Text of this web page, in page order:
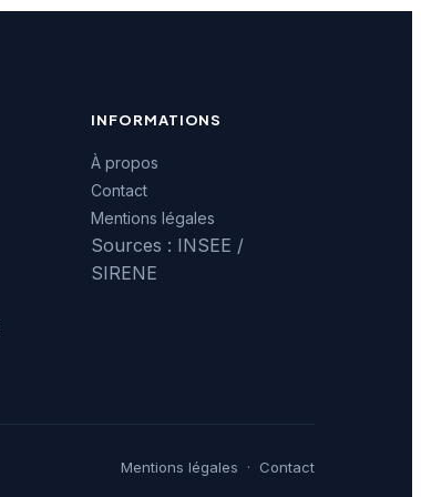
INFORMATIONS
À propos
Contact
Mentions légales
Sources : INSEE /
SIRENE
Mentions légales · Contact